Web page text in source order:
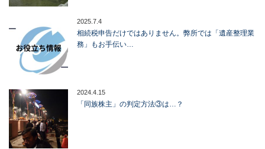
2025.7.4
相続税申告だけではありません。弊所では「遺産整理業
務」もお手伝い…
2024.4.15
「同族株主」の判定方法③は…？